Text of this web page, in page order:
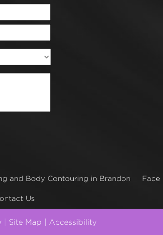
and Body Contouring in Brandon Face
Us
| Site Map Accessibility